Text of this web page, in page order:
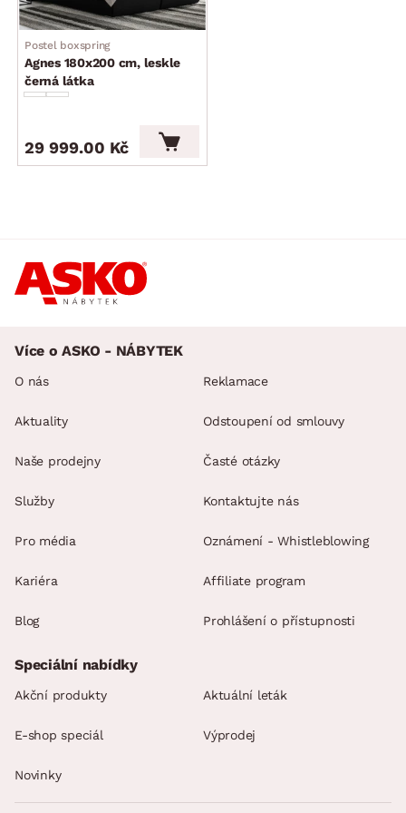
působí luxusně
český výrobek
dodáváno v částečném demontu
Postel boxspring
Agnes 180x200 cm, leskle
černá látka
29 999.00 Kč
Více o ASKO - NÁBYTEK
O nás
Aktuality
Naše prodejny
Služby
Pro média
Kariéra
Blog
Reklamace
Odstoupení od smlouvy
Časté otázky
Kontaktujte nás
Oznámení - Whistleblowing
Affiliate program
Prohlášení o přístupnosti
Speciální nabídky
Akční produkty Aktuální leták
E-shop speciál Výprodej
Novinky